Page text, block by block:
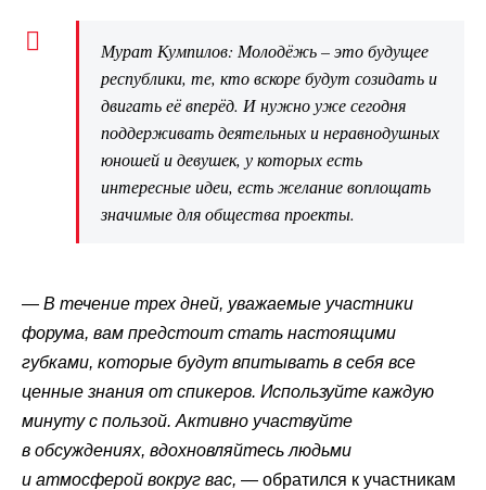
Мурат Кумпилов: Молодёжь – это будущее
республики, те, кто вскоре будут созидать и
двигать её вперёд. И нужно уже сегодня
поддерживать деятельных и неравнодушных
юношей и девушек, у которых есть
интересные идеи, есть желание воплощать
значимые для общества проекты.
— В течение трех дней, уважаемые участники
форума, вам предстоит стать настоящими
губками, которые будут впитывать в себя все
ценные знания от спикеров. Используйте каждую
минуту с пользой. Активно участвуйте
в обсуждениях, вдохновляйтесь людьми
и атмосферой вокруг вас, — обратился к участникам